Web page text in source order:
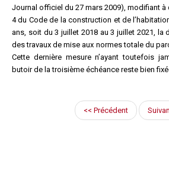
Journal officiel du 27 mars 2009), modifiant à
4 du Code de la construction et de
ans, soit du 3 juillet 2018 au 3 juillet 2021, la
des travaux de mise aux normes totale du
Cette dernière mesure n’ayant toutefois
butoir de la troisième échéance reste bien
<< Précédent